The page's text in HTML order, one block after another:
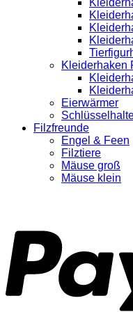
Kleiderhaken
Eierwärmer
Filzfreunde
Engel & Feen
Filztiere
Mäuse groß
Mäuse klein